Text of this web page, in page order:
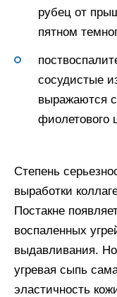
рубец от
пятном
сосудистые
выражаются
фиолетового
Степень
выработки
Постакне
воспаленных
выдавливания.
угревая сыпь
эластичность